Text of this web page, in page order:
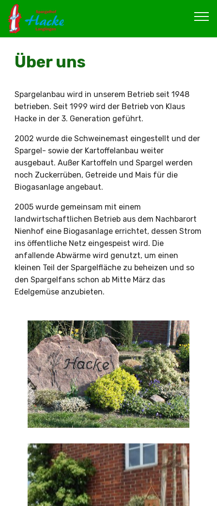
Über uns
Spargelanbau wird in unserem Betrieb seit 1948
betrieben. Seit 1999 wird der Betrieb von Klaus
Hacke in der 3. Generation geführt.
2002 wurde die Schweinemast eingestellt und der
Spargel- sowie der Kartoffelanbau weiter
ausgebaut. Außer Kartoffeln und Spargel werden
noch Zuckerrüben, Getreide und Mais für die
Biogasanlage angebaut.
2005 wurde gemeinsam mit einem
landwirtschaftlichen Betrieb aus dem Nachbarort
Nienhof eine Biogasanlage errichtet, dessen Strom
ins öffentliche Netz eingespeist wird. Die
anfallende Abwärme wird genutzt, um einen
kleinen Teil der Spargelfläche zu beheizen und so
den Spargelfans schon ab Mitte März das
Edelgemüse anzubieten.